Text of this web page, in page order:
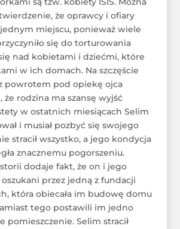
że oprawcy i ofiary
miejscu, ponieważ wiele
się do torturowania
nad kobietami i dziećmi, które
w ich domach. Na szczęście
powrotem pod opiekę ojca
że rodzina ma szansę wyjść
w ostatnich miesiącach Selim
i musiał pozbyć się swojego
stracił wszystko, a jego kondycja
znacznemu pogorszeniu.
dodaje fakt, że on i jego
przez jedną z fundacji
która obiecała im budowę domu
tego postawili im jedno
pomieszczenie. Selim stracił